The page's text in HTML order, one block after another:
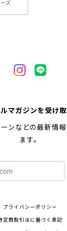
04
05/04
10
応でありがとうご
ど自分用にも買い
ズ
マガジンを受け
ンなどの最新情
ます。
プライバシーポリシー
定商取引法に基づく表記